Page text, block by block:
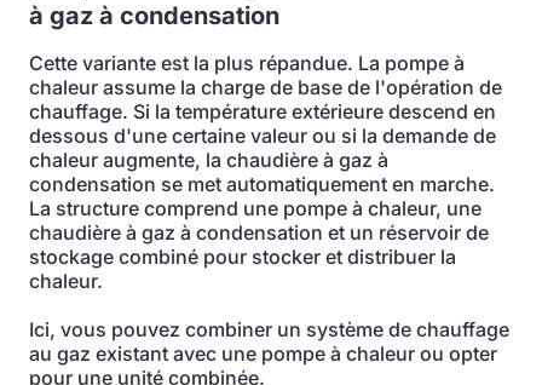
à gaz à condensation
Cette variante est la plus répandue. La pompe à
chaleur assume la charge de base de l'opération de
chauffage. Si la température extérieure descend en
dessous d'une certaine valeur ou si la demande de
chaleur augmente, la chaudière à gaz à
condensation se met automatiquement en marche.
La structure comprend une pompe à chaleur, une
chaudière à gaz à condensation et un réservoir de
stockage combiné pour stocker et distribuer la
chaleur.
Ici, vous pouvez combiner un système de chauffage
au gaz existant avec une pompe à chaleur ou opter
pour une unité combinée.